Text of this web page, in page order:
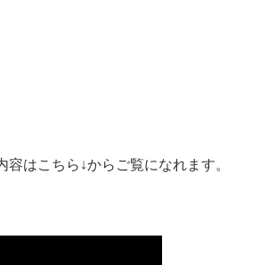
容はこちら↓からご覧になれます。